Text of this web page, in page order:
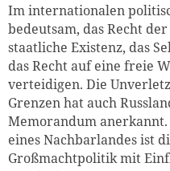
Im internationalen
bedeutsam, das Recht
staatliche Existenz, das
das Recht auf eine freie
verteidigen. Die
Grenzen hat auch
Memorandum
eines Nachbarlandes ist
Großmachtpolitik mit